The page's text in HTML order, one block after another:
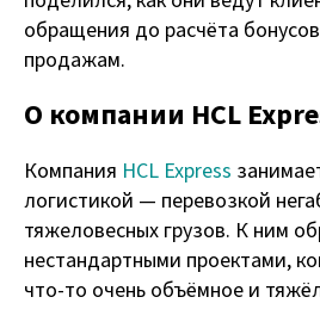
обращения до расчёта
продажам.
О компании HCL
Компания HCL Express
логистикой — перевозкой
тяжеловесных грузов. К ним
нестандартными проектами,
что-то очень объёмное и